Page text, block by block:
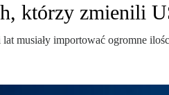
którzy zmienili
lat musiały importować ogromne